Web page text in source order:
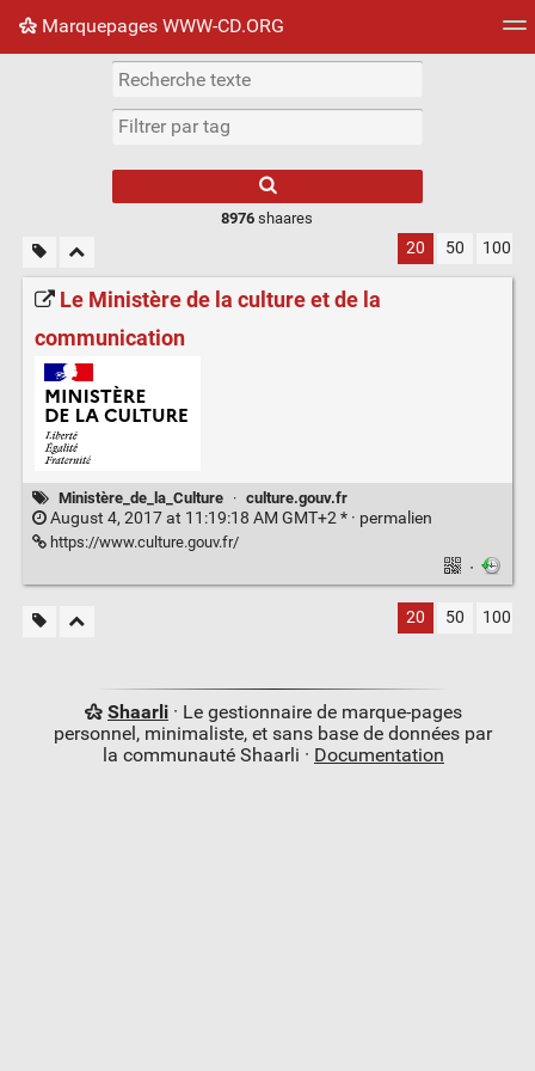
Marquepages WWW-CD.ORG
Nuage de tags Mur d'images
8976 shaares
20 50 100
Le Ministère de la culture et de la
communication
Ministère_de_la_Culture · culture.gouv.fr
August 4, 2017 at 11:19:18 AM GMT+2 * · permalien
https://www.culture.gouv.fr/
·
20 50 100
Shaarli· Le gestionnaire de marque-pages
personnel, minimaliste, et sans base de données par
la communauté Shaarli · Documentation